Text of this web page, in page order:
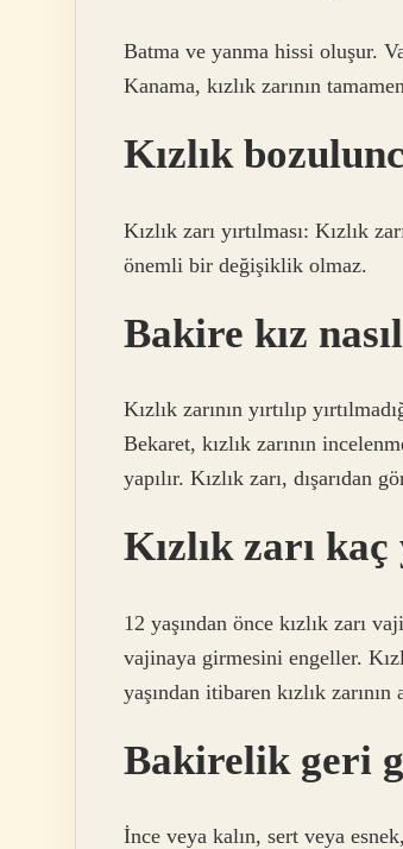
Batma ve yanma hissi oluşur.
Kanama, kızlık zarının
Kızlık
Kızlık zarı yırtılması: Kızlık
önemli bir değişiklik olmaz.
Bakire kız
Kızlık zarının yırtılıp
Bekaret, kızlık zarının
yapılır. Kızlık zarı, dışarıdan
Kızlık zarı
12 yaşından önce kızlık zarı
vajinaya girmesini engeller.
yaşından itibaren kızlık
Bakirelik geri
İnce veya kalın, sert veya